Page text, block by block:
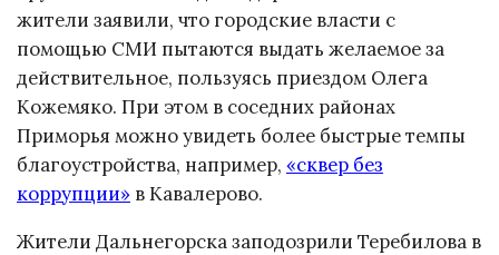
жители заявили, что городские власти с
помощью СМИ пытаются выдать желаемое за
действительное, пользуясь приездом Олега
Кожемяко. При этом в соседних районах
Приморья можно увидеть более быстрые темпы
благоустройства, например, «сквер без
коррупции» в Кавалерово.
Жители Дальнегорска заподозрили Теребилова в